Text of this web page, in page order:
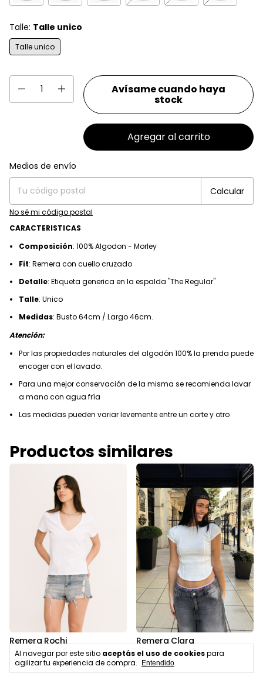
Al navegar por este sitio aceptás el uso de cookiespara
agilizar tu experiencia de compra.
Entendido
Talle: Talle unico
Talle unico
Avísame cuando haya
stock
Entregas para el CP:
Medios de envío
Calcular
No sé mi código postal
CARACTERISTICAS
Composición: 100% Algodon - Morley
Fit: Remera con cuello cruzado
Detalle: Etiqueta generica en la espalda "The Regular"
Talle: Unico
Medidas: Busto 64cm / Largo 46cm.
Atención:
Por las propiedades naturales del algodón 100% la prenda puede
encoger con el lavado.
Para una mejor conservación de la misma se recomienda lavar
a mano con agua fría
Las medidas pueden variar levemente entre un corte y otro
Productos similares
Remera Rochi
$9.900,00
Remera Clara
$12.900,00